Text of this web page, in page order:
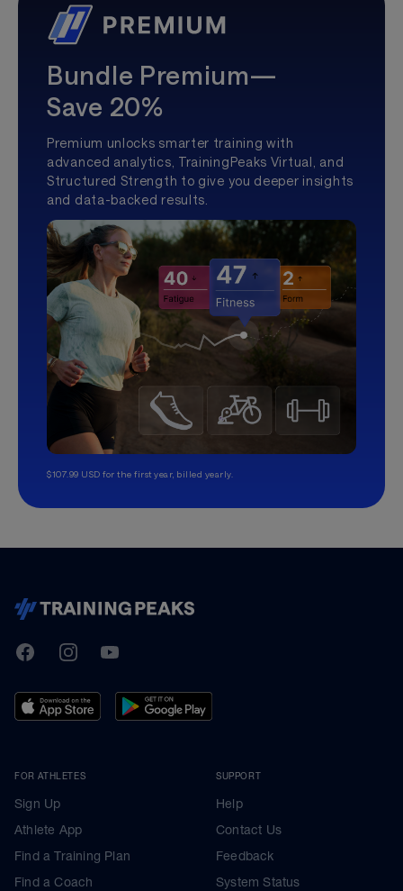
Bundle Premium—
Save 20%
Premium unlocks smarter training with
advanced analytics, TrainingPeaks Virtual, and
Structured Strength to give you deeper insights
and data-backed results.
$107.99 USD for the first year, billed yearly.
TrainingPeaks
FacebookInstagramYoutube
FOR ATHLETES
Sign Up
Athlete App
Find a Training Plan
Find a Coach
SUPPORT
Help
Contact Us
Feedback
System Status